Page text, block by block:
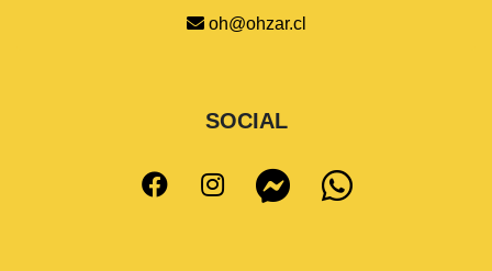
oh@ohzar.cl
SOCIAL